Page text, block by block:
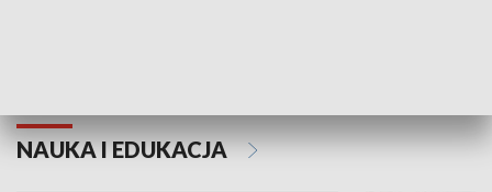
NAUKA I EDUKACJA